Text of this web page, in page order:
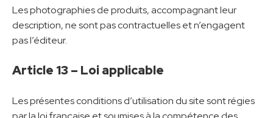
Les photographies de produits, accompagnant leur
description, ne sont pas contractuelles et n’engagent
pas l’éditeur.
Article 13 – Loi applicable
Les présentes conditions d’utilisation du site sont régies